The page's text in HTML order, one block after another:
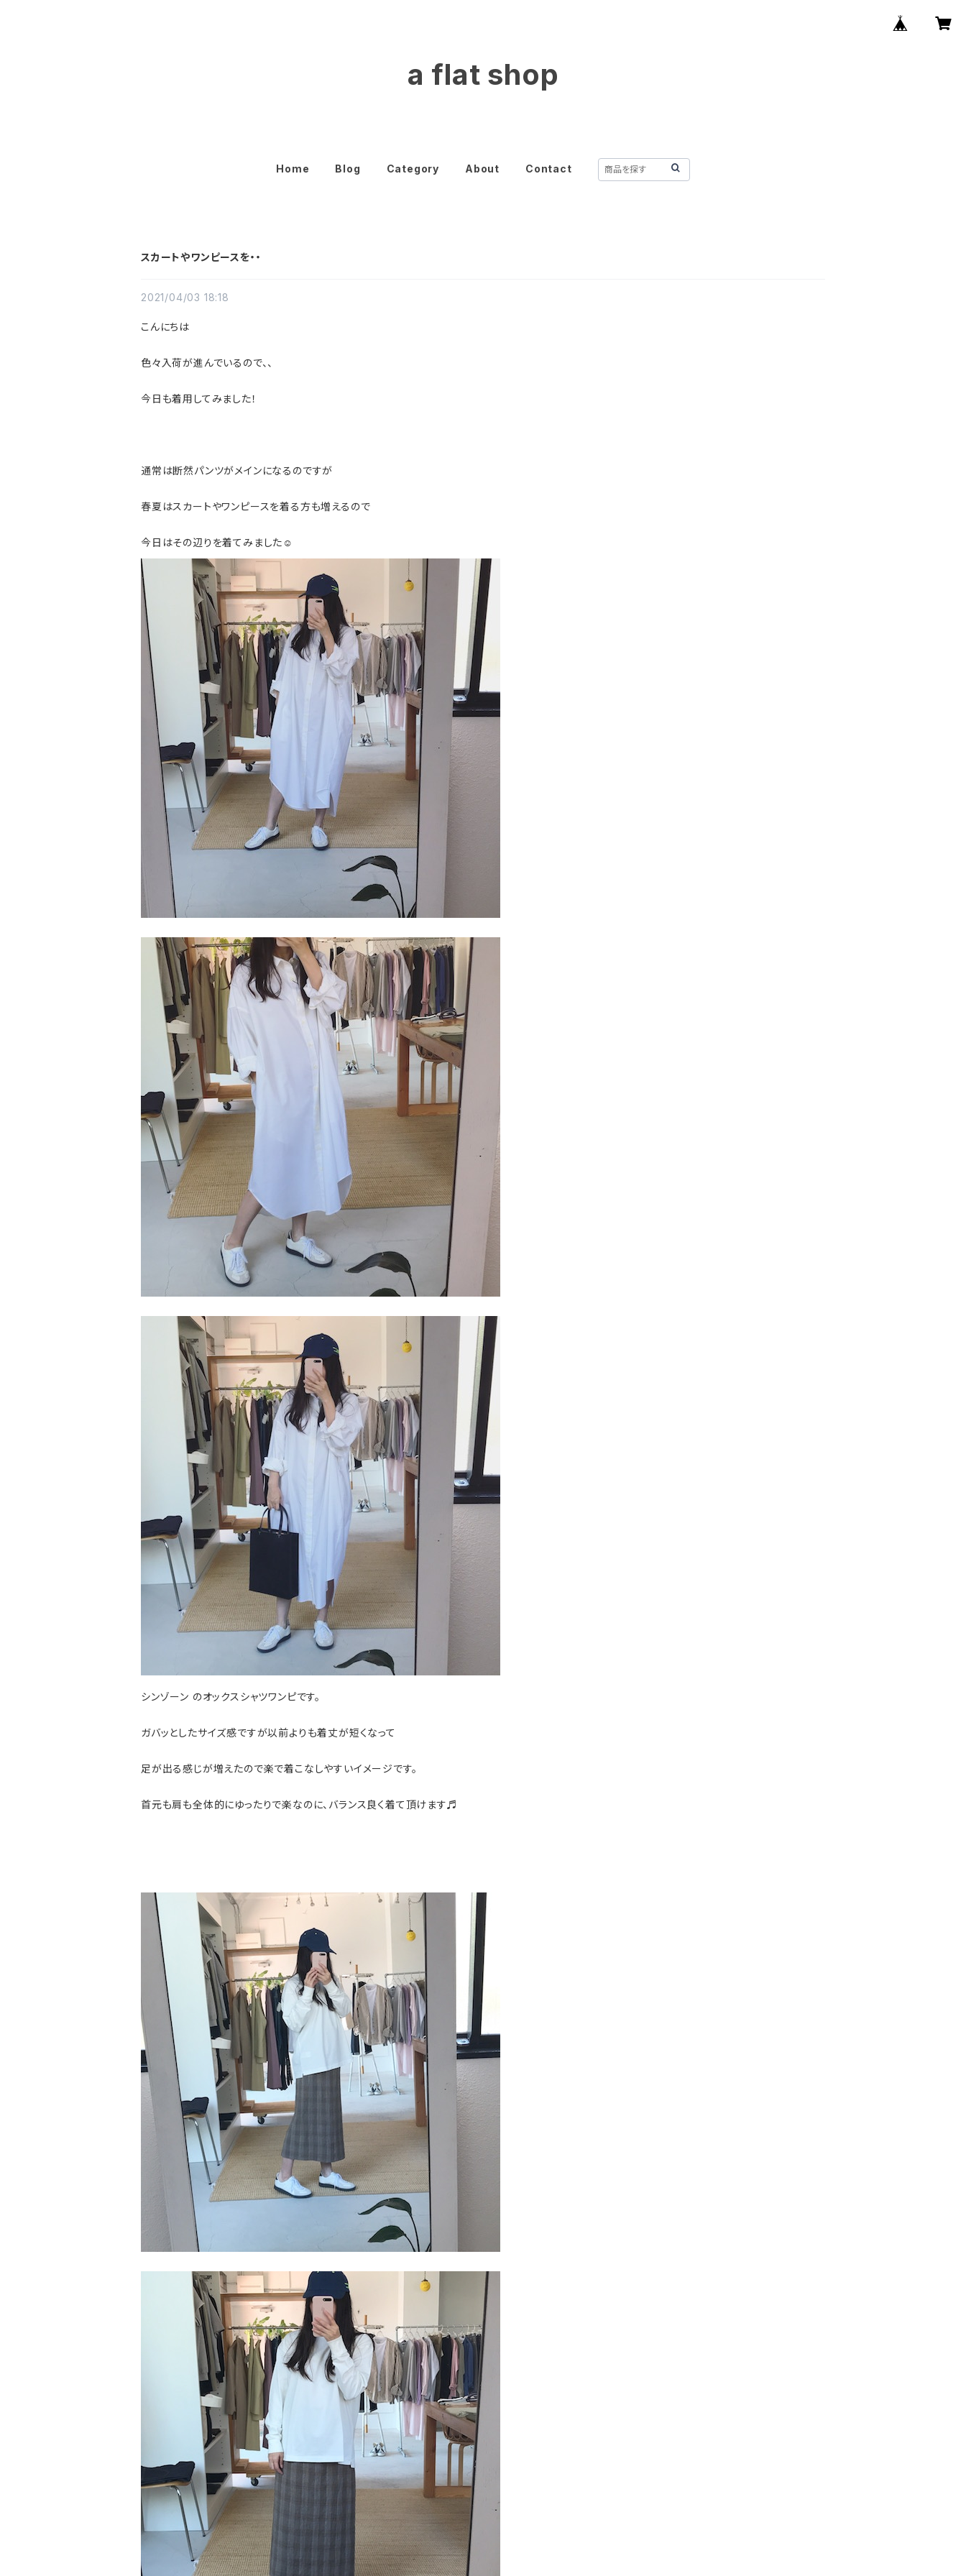
a flat shop
Home Blog Category About Contact
スカートやワンピースを・・
2021/04/03 18:18
こんにちは
色々入荷が進んでいるので、、
今日も着用してみました！
通常は断然パンツがメインになるのですが
春夏はスカートやワンピースを着る方も増えるので
今日はその辺りを着てみました☺️
シンゾーン のオックスシャツワンピです。
ガバッとしたサイズ感ですが以前よりも着丈が短くなって
足が出る感じが増えたので楽で着こなしやすいイメージです。
首元も肩も全体的にゆったりで楽なのに、バランス良く着て頂けます♬